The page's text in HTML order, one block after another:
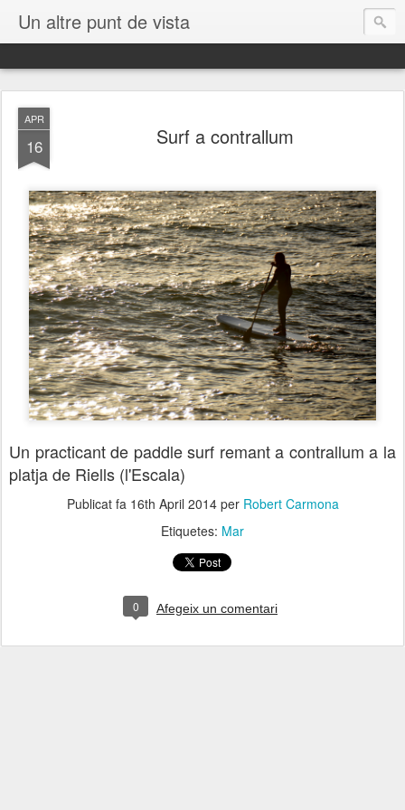
Un altre punt de vista
APR
16 Surf a contrallum
Un practicant de paddle surf remant a contrallum a la
platja de Riells (l'Escala)
Publicat fa 16th April 2014per Robert Carmona
Etiquetes: Mar
0 Afegeix un comentari